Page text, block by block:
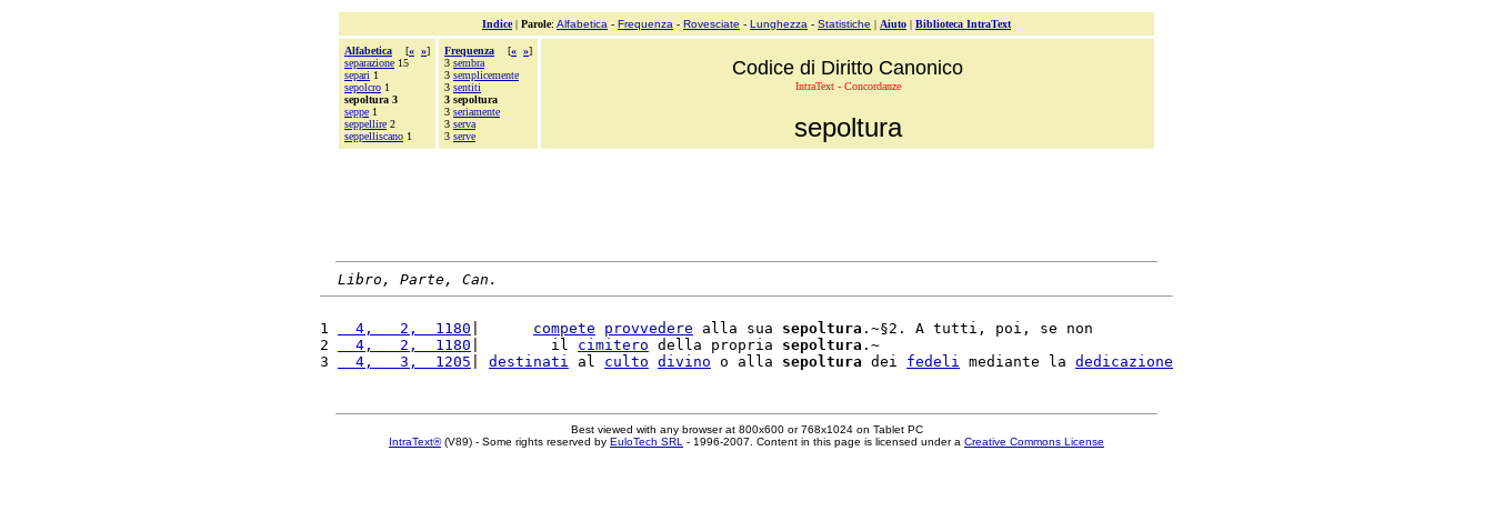
Indice| Parole: Alfabetica - Frequenza - Rovesciate - Lunghezza - Statistiche | Aiuto | Biblioteca IntraText
Alfabetica [« »]
separazione 15
separi 1
sepolcro 1
sepoltura 3
seppe 1
seppellire 2
seppelliscano 1
Frequenza [« »]
3 sembra
3 semplicemente
3 sentiti
3 sepoltura
3 seriamente
3 serva
3 serve
Codice di Diritto Canonico
IntraText - Concordanze
sepoltura
Libro, Parte, Can.
1
  4,   2,  1180
compete provvedere alla sua sepoltura .~§2. A tutti, poi, se non
2
  4,   2,  1180
|        il cimitero della propria sepoltura .~
3
  4,   3,  1205
destinati al culto divino o alla sepoltura dei fedeli mediante la dedicazione
Best viewed with any browser at 800x600 or 768x1024 on Tablet PC
IntraText®(V89) - Some rights reserved by EuloTech SRL - 1996-2007. Content in this page is licensed under a Creative Commons License